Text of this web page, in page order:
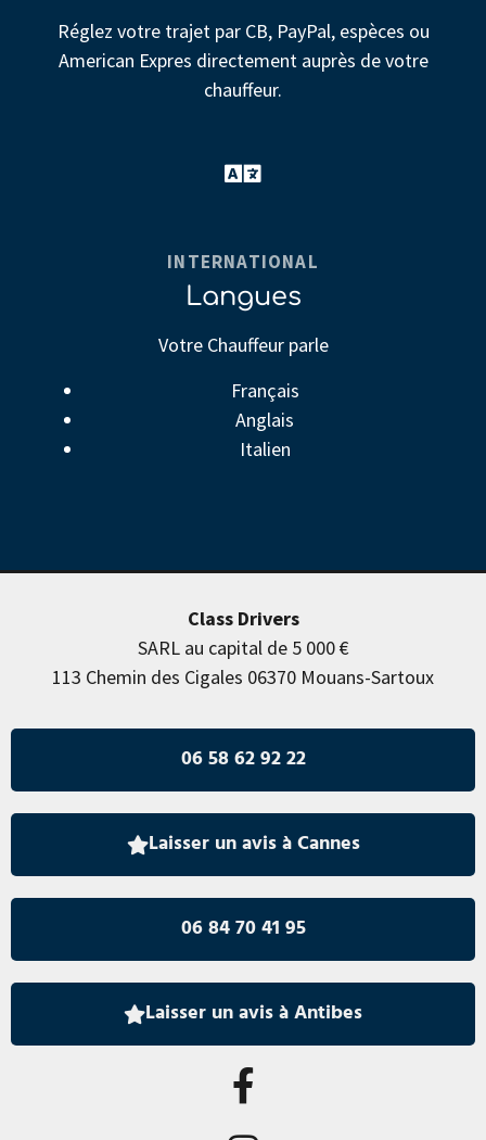
Réglez votre trajet par CB, PayPal, espèces ou
American Expres directement auprès de votre
chauffeur.
INTERNATIONAL
Langues
Votre Chauffeur parle
Français
Anglais
Italien
Class Drivers
SARL au capital de 5 000 €
113 Chemin des Cigales 06370 Mouans-Sartoux
06 58 62 92 22
Laisser un avis à Cannes
06 84 70 41 95
Laisser un avis à Antibes